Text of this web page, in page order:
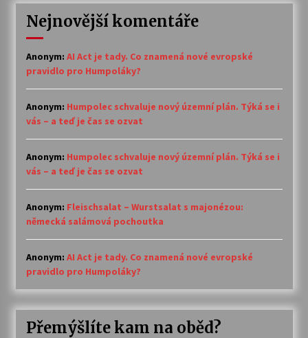
Nejnovější komentáře
Anonym: AI Act je tady. Co znamená nové evropské
pravidlo pro Humpoláky?
Anonym: Humpolec schvaluje nový územní plán. Týká se i
vás – a teď je čas se ozvat
Anonym: Humpolec schvaluje nový územní plán. Týká se i
vás – a teď je čas se ozvat
Anonym: Fleischsalat – Wurstsalat s majonézou:
německá salámová pochoutka
Anonym: AI Act je tady. Co znamená nové evropské
pravidlo pro Humpoláky?
Přemýšlíte kam na oběd?